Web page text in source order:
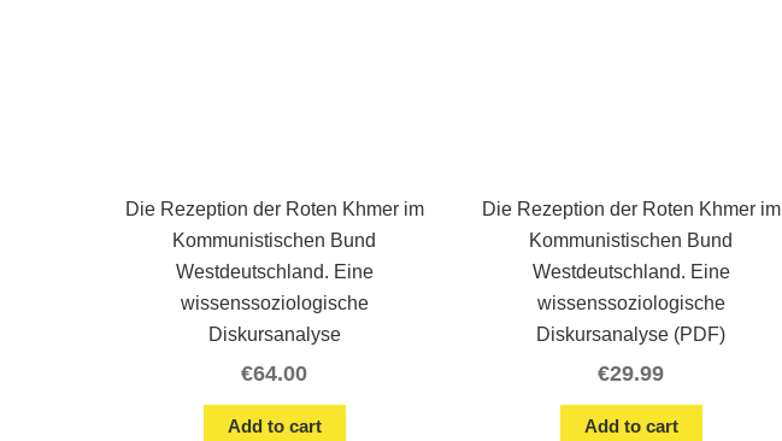
Die Rezeption der Roten Khmer im
Kommunistischen Bund
Westdeutschland. Eine
wissenssoziologische
Diskursanalyse
€64.00
Add to cart
Die Rezeption der Roten Khmer im
Kommunistischen Bund
Westdeutschland. Eine
wissenssoziologische
Diskursanalyse (PDF)
€29.99
Add to cart